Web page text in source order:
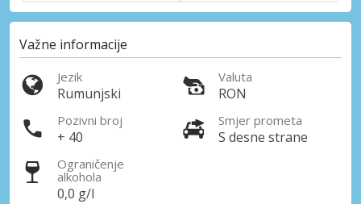
Važne informacije
Jezik
Rumunjski
Valuta
RON
Pozivni broj
+ 40
Smjer prometa
S desne strane
Ograničenje
alkohola
0,0 g/l